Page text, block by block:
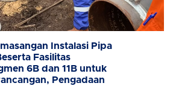
Instalasi Pipa
Fasilitas
6B dan 11B untuk
Pengadaan